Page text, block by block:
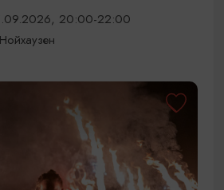
20:00-22:00